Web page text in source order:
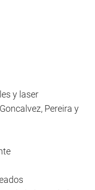
y laser
Pereira y